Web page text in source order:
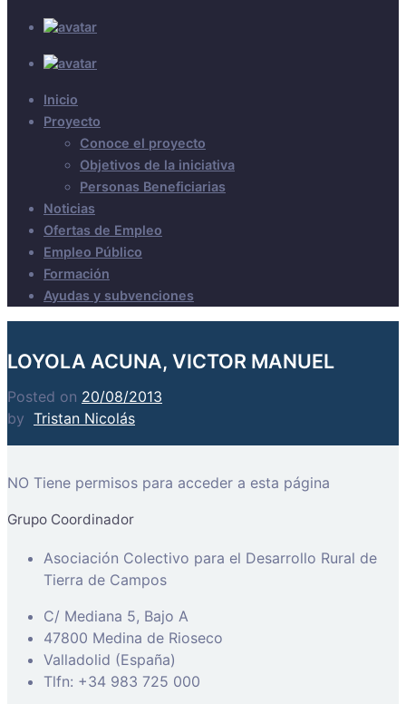
Inicio
Proyecto
Conoce el proyecto
Objetivos de la iniciativa
Personas Beneficiarias
Noticias
Ofertas de Empleo
Empleo Público
Formación
Ayudas y subvenciones
LOYOLA ACUNA, VICTOR MANUEL
Posted on 20/08/2013
by Tristan Nicolás
NO Tiene permisos para acceder a esta página
Grupo Coordinador
Asociación Colectivo para el Desarrollo Rural de
Tierra de Campos
C/ Mediana 5, Bajo A
47800 Medina de Rioseco
Valladolid (España)
Tlfn: +34 983 725 000